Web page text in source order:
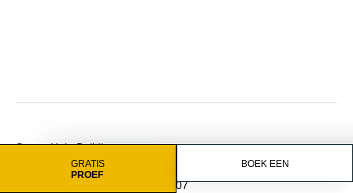
GRATIS
PROEF
BOEK EEN
Space Hale Building
100 South Juniper St, 3rd Floor,
PMB 5161, Philadelphia, PA 19107